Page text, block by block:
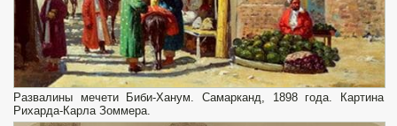
Развалины мечети Биби-Ханум. Самарканд, 1898 года. Картина
Рихарда-Карла Зоммера.